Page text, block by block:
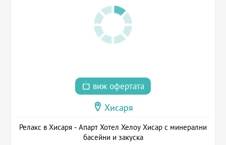
виж офертата
Хисаря
Релакс в Хисаря - Апарт Хотел Хелоу Хисар с минерални
басейни и закуска